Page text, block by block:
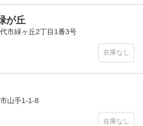
が丘
市緑ヶ丘2丁目1番3号
在庫なし
山手1-1-8
在庫なし